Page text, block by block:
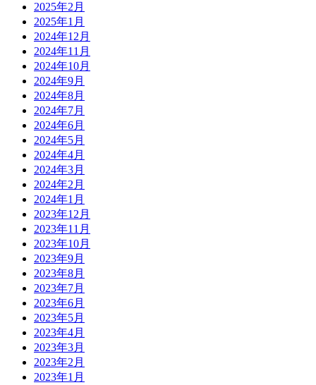
2025年2月
2025年1月
2024年12月
2024年11月
2024年10月
2024年9月
2024年8月
2024年7月
2024年6月
2024年5月
2024年4月
2024年3月
2024年2月
2024年1月
2023年12月
2023年11月
2023年10月
2023年9月
2023年8月
2023年7月
2023年6月
2023年5月
2023年4月
2023年3月
2023年2月
2023年1月